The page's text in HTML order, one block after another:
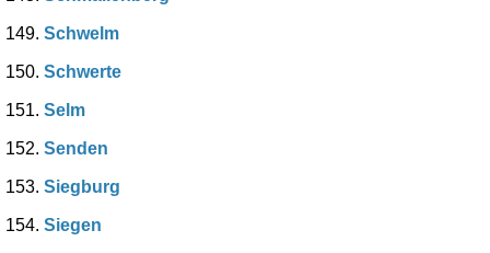
Schwelm
Schwerte
Selm
Senden
Siegburg
Siegen